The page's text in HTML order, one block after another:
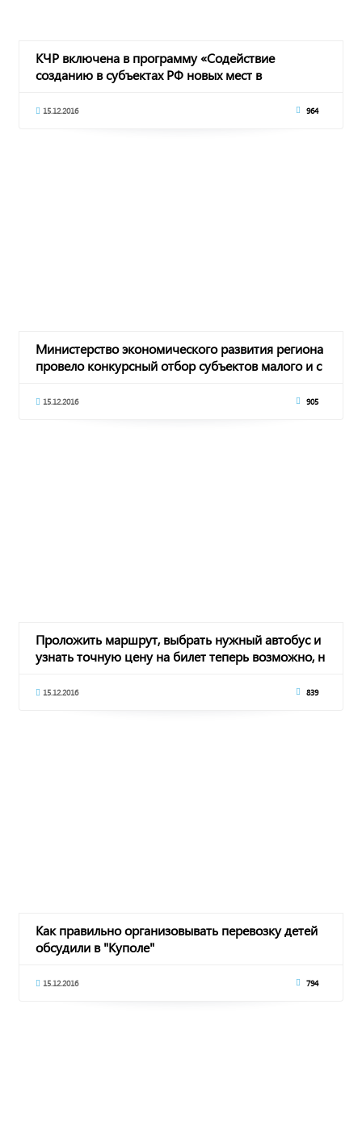
КЧР включена в программу «Содействие
созданию в субъектах РФ новых мест в
15.12.2016 964
Министерство экономического развития региона
провело конкурсный отбор субъектов малого и с
15.12.2016 905
Проложить маршрут, выбрать нужный автобус и
узнать точную цену на билет теперь возможно, н
15.12.2016 839
Как правильно организовывать перевозку детей
обсудили в "Куполе"
15.12.2016 794